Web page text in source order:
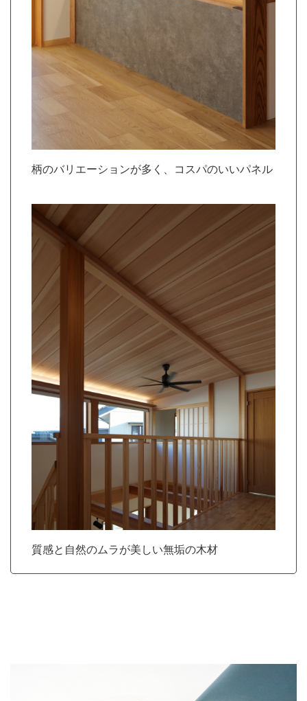
柄のバリエーションが多く、コスパのいいパネル
質感と自然のムラが美しい無垢の木材